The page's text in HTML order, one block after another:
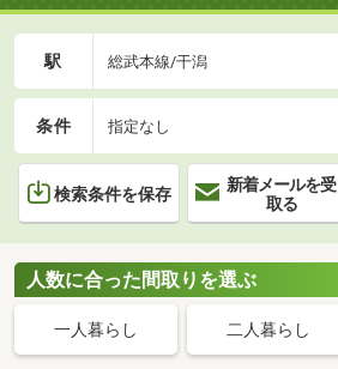
駅 総武本線/干潟
条件 指定なし
検索条件を保存
新着メールを受
取る
人数に合った間取りを選ぶ
一人暮らし 二人暮らし